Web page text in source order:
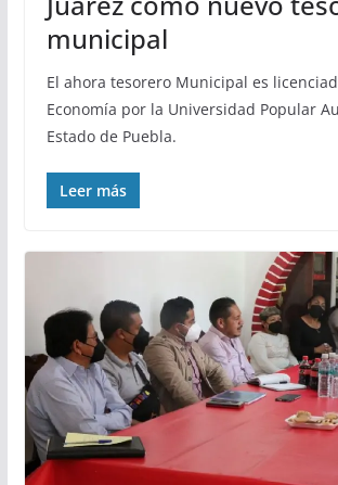
municipal
El ahora tesorero Municipal es
Economía por la Universidad Popular
Estado de Puebla.
Leer más